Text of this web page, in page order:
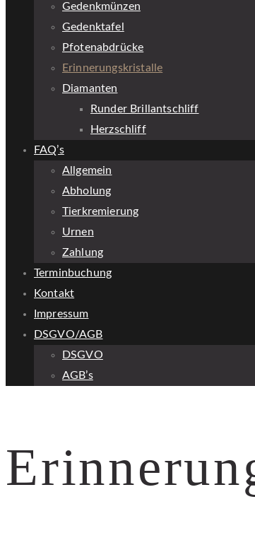
Gedenkmünzen
Gedenktafel
Pfotenabdrücke
Erinnerungskristalle
Diamanten
Runder Brillantschliff
Herzschliff
FAQ’s
Allgemein
Abholung
Tierkremierung
Urnen
Zahlung
Terminbuchung
Kontakt
Impressum
DSGVO/AGB
DSGVO
AGB’s